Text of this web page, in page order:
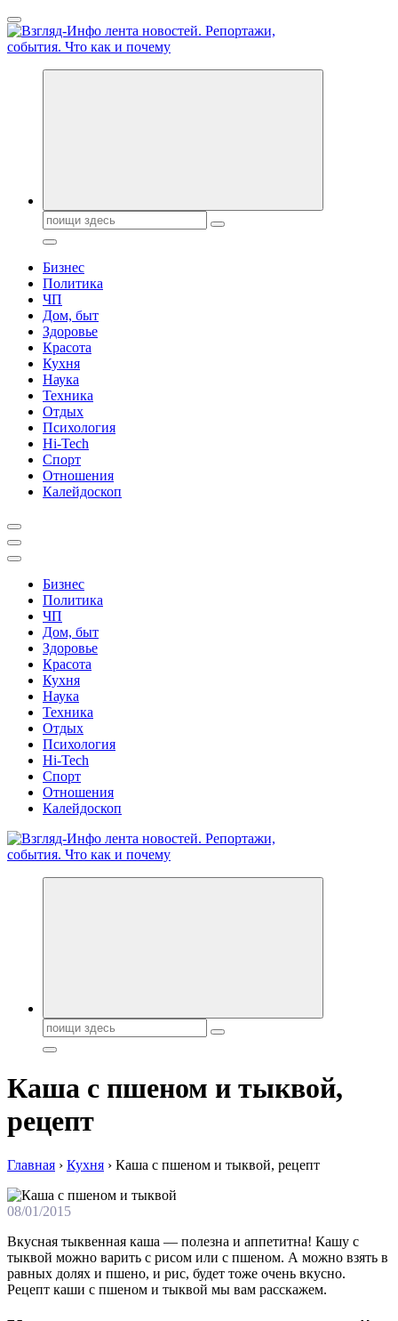
Перейти
к
содержанию
Обо всем и обо всех, что зачем и почему. Новости политики,
Поиск:
Бизнес
Политика
ЧП
Дом, быт
Здоровье
Красота
Кухня
Наука
Техника
Отдых
Психология
Hi-Tech
Спорт
Отношения
Калейдоскоп
Бизнес
Политика
ЧП
Дом, быт
Здоровье
Красота
Кухня
Наука
Техника
Отдых
Психология
Hi-Tech
Спорт
Отношения
Калейдоскоп
Обо всем и обо всех, что зачем и почему. Новости политики,
Поиск:
Каша с пшеном и тыквой,
рецепт
Главная › Кухня › Каша с пшеном и тыквой, рецепт
08/01/2015
Вкусная тыквенная каша — полезна и аппетитна! Кашу с
тыквой можно варить с рисом или с пшеном. А можно взять в
равных долях и пшено, и рис, будет тоже очень вкусно.
Рецепт каши с пшеном и тыквой мы вам расскажем.